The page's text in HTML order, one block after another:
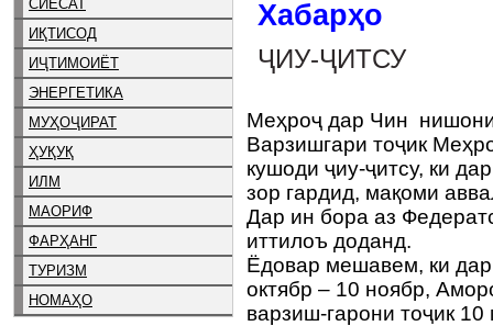
СИЁСАТ
ИҚТИСОД
ИҶТИМОИЁТ
ЭНЕРГЕТИКА
МУҲОҶИРАТ
ҲУҚУҚ
ИЛМ
МАОРИФ
ФАРҲАНГ
ТУРИЗМ
НОМАҲО
Хабарҳо
ҶИУ-ҶИТСУ
Меҳроҷ дар Чин
Варзишгари тоҷик
кушоди ҷиу-ҷитсу, ки
зор гардид, мақоми
Дар ин бора аз
иттилоъ доданд.
Ёдовар мешавем, ки
октябр – 10 ноябр,
варзиш-гарони тоҷик